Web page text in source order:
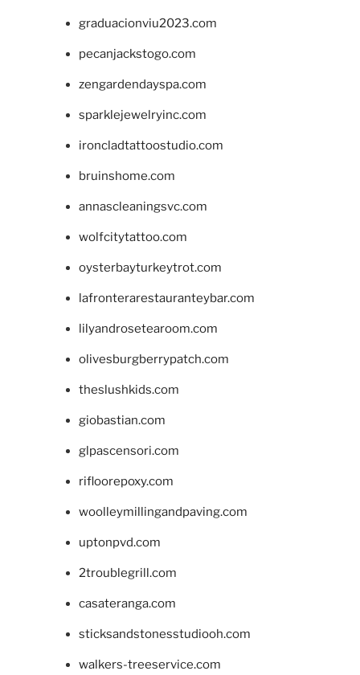
graduacionviu2023.com
pecanjackstogo.com
zengardendayspa.com
sparklejewelryinc.com
ironcladtattoostudio.com
bruinshome.com
annascleaningsvc.com
wolfcitytattoo.com
oysterbayturkeytrot.com
lafronterarestauranteybar.com
lilyandrosetearoom.com
olivesburgberrypatch.com
theslushkids.com
giobastian.com
glpascensori.com
rifloorepoxy.com
woolleymillingandpaving.com
uptonpvd.com
2troublegrill.com
casateranga.com
sticksandstonesstudiooh.com
walkers-treeservice.com